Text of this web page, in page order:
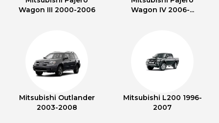
Wagon III 2000-2006
Wagon IV 2006-...
Mitsubishi Outlander
2003-2008
Mitsubishi L200 1996-
2007